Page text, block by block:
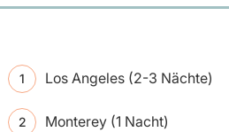
Los Angeles (2-3 Nächte)
Monterey (1 Nacht)